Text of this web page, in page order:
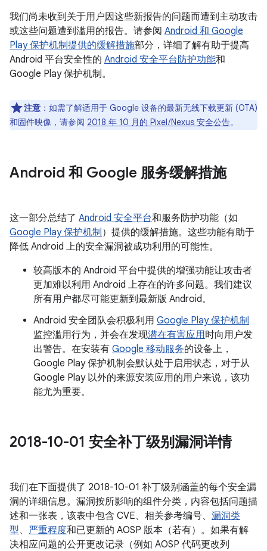
我们尚未收到关于用户因这些新报告的问题而遭到主动攻击
或这些问题遭到滥用的报告。请参阅 Android 和 Google
Play 保护机制提供的缓解措施部分，详细了解有助于提高
Android 平台安全性的 Android 安全平台防护功能和
Google Play 保护机制。
注意 ：如需了解适用于 Google 设备的最新无线下载更新 (OTA)
和固件映像，请参阅 2018 年 10 月的 Pixel / Nexus 安全公告。
Android 和 Google 服务缓解措施
这一部分总结了 Android 安全平台和服务防护功能（如
Google Play 保护机制 ）提供的缓解措施。这些功能有助于
降低 Android 上的安全漏洞被成功利用的可能性。
较高版本的 Android 平台中提供的增强功能让攻击者
更加难以利用 Android 上存在的许多问题。我们建议
所有用户都尽可能更新到最新版 Android。
Android 安全团队会积极利用 Google Play 保护机制
监控滥用行为，并会在发现潜在有害应用时向用户发
出警告。在安装有 Google 移动服务的设备上，
Google Play 保护机制会默认处于启用状态，对于从
Google Play 以外的来源安装应用的用户来说，该功
能尤为重要。
2018-10-01 安全补丁级别漏洞详情
我们在下面提供了 2018-10-01 补丁级别涵盖的每个安全漏
洞的详细信息。漏洞按所影响的组件分类，内容包括问题描
述和一张表，该表中包含 CVE、相关参考编号、 漏洞类
型、 严重程度和已更新的 AOSP 版本（若有）。如果有解
决相应问题的公开更改记录（例如 AOSP 代码更改列